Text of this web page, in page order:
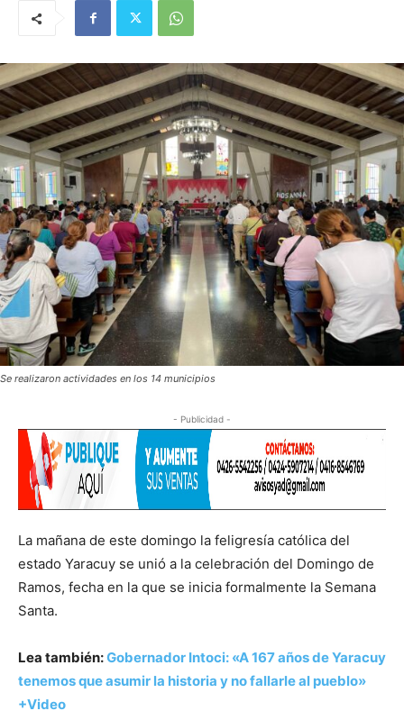
Se realizaron actividades en los 14 municipios
- Publicidad -
La mañana de este domingo la feligresía católica del
estado Yaracuy se unió a la celebración del Domingo de
Ramos, fecha en la que se inicia formalmente la Semana
Santa.
Lea también:Gobernador Intoci: «A 167 años de Yaracuy
tenemos que asumir la historia y no fallarle al pueblo»
+Video